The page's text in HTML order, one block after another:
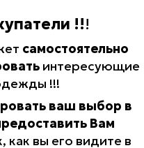
!!!
самостоятельно
интересующие
!!!
ваш выбор в
Вам
как вы его видите в